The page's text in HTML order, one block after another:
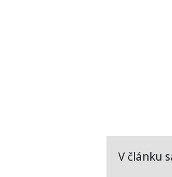
V článku